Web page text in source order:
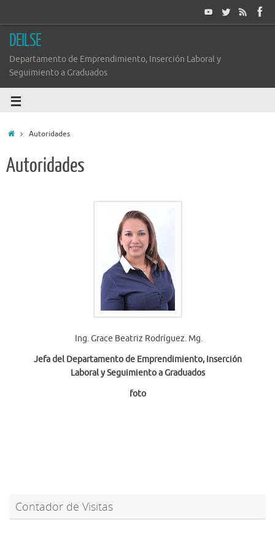
DEILSE
Departamento de Emprendimiento, Inserción Laboral y
Seguimiento a Graduados
Autoridades
Autoridades
Ing. Grace Beatriz Rodríguez. Mg.
Jefa del Departamento de Emprendimiento, Inserción
Laboral y Seguimiento a Graduados
foto
Contador de Visitas